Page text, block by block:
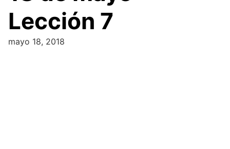
Lección 7
mayo 18, 2018